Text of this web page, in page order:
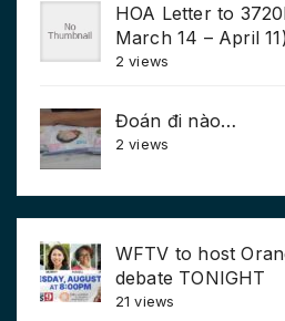
HOA Letter to
March 14 – April
2 views
Đoán đi nào…
2 views
WFTV to host
debate TONIGHT
21 views